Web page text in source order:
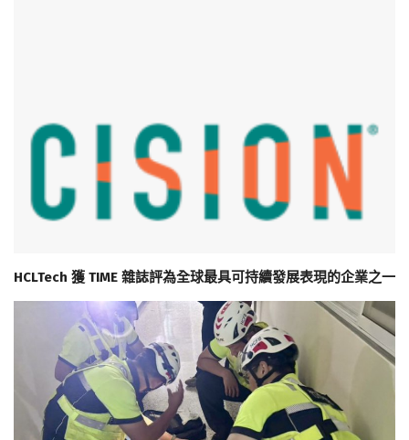
HCLTech 獲 TIME 雜誌評為全球最具可持續發展表現的企業之一